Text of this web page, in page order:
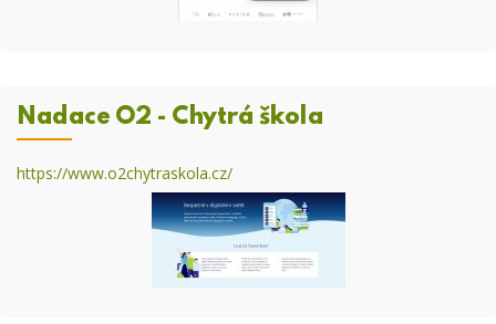
Nadace O2 - Chytrá škola
https://www.o2chytraskola.cz/